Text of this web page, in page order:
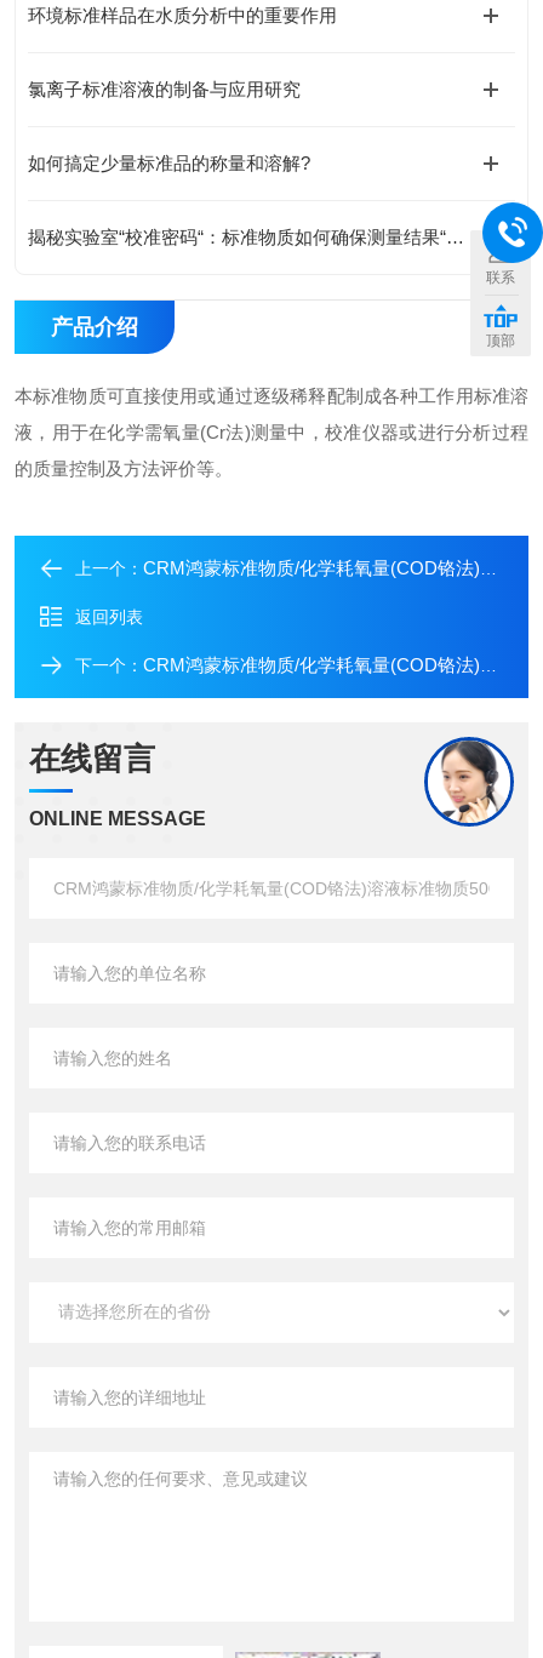
环境标准样品在水质分析中的重要作用
氯离子标准溶液的制备与应用研究
如何搞定少量标准品的称量和溶解?
揭秘实验室“校准密码“：标准物质如何确保测量结果“毫厘不差“
产品介绍
本标准物质可直接使用或通过逐级稀释配制成各种工作用标准溶
液，用于在化学需氧量(Cr法)测量中，校准仪器或进行分析过程
的质量控制及方法评价等。
上一个： CRM鸿蒙标准物质/化学耗氧量(COD铬法)溶液标准物质1000μg/mL 20mL
返回列表
下一个： CRM鸿蒙标准物质/化学耗氧量(COD铬法)溶液标准物质500μg/mL20mL
在线留言
ONLINE MESSAGE
联系
顶部